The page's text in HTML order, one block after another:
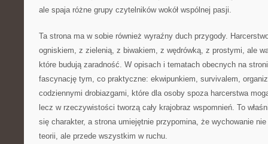
ale spaja różne grupy czytelników wokół wspólnej pasji.
Ta strona ma w sobie również wyraźny duch przygody.
ogniskiem, z zielenią, z biwakiem, z wędrówką, z prostymi, ale
które budują zaradność. W opisach i tematach obecnych na
fascynację tym, co praktyczne: ekwipunkiem, survivalem,
codziennymi drobiazgami, które dla osoby spoza harcerstwa
lecz w rzeczywistości tworzą cały krajobraz wspomnień. To
się charakter, a strona umiejętnie przypomina, że wychowanie
teorii, ale przede wszystkim w ruchu.